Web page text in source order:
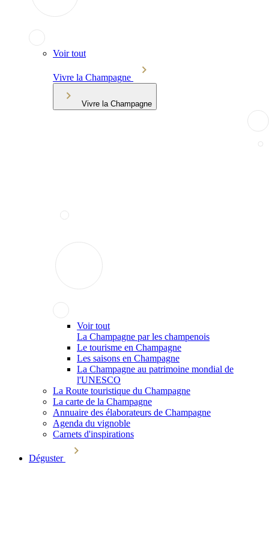
Voir tout
Vivre la Champagne
Vivre la Champagne
Voir tout
La Champagne par les champenois
Le tourisme en Champagne
Les saisons en Champagne
La Champagne au patrimoine mondial de
l'UNESCO
La Route touristique du Champagne
La carte de la Champagne
Annuaire des élaborateurs de Champagne
Agenda du vignoble
Carnets d'inspirations
Déguster